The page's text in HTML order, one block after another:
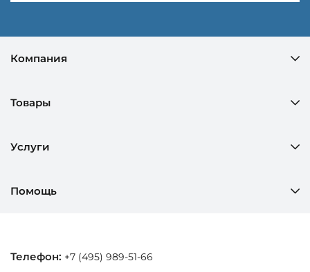
Компания
Товары
Услуги
Помощь
Телефон: +7 (495) 989-51-66